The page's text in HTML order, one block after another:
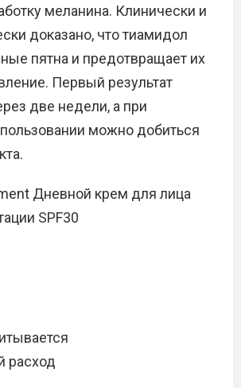
меланина. Клинически и
доказано, что тиамидол
пятна и предотвращает их
Первый результат
две недели, а при
можно добиться
Дневной крем для лица
SPF30
расход